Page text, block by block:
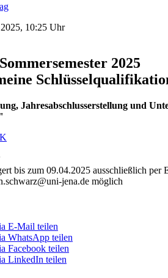
10:25 Uhr
2025
Jahresabschlusserstellung und
bis zum 09.04.2025 ausschließlich per
jena.de möglich
E-Mail teilen
WhatsApp teilen
Facebook teilen
LinkedIn teilen